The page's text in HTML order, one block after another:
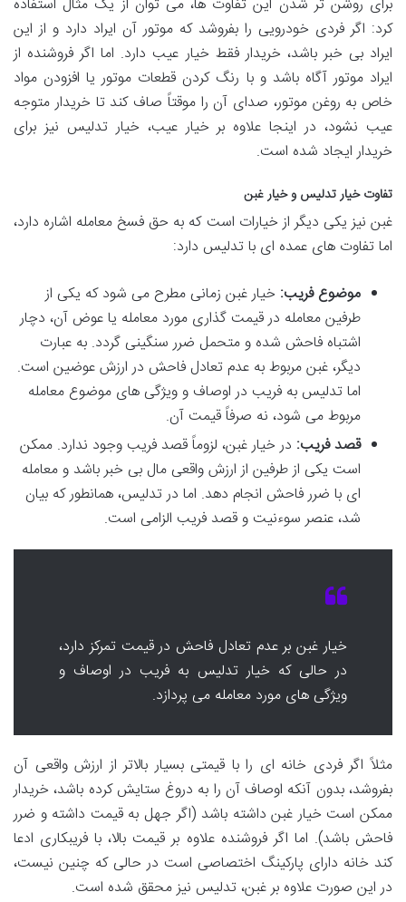
برای روشن تر شدن این تفاوت ها، می توان از یک مثال استفاده
کرد: اگر فردی خودرویی را بفروشد که موتور آن ایراد دارد و از این
ایراد بی خبر باشد، خریدار فقط خیار عیب دارد. اما اگر فروشنده از
ایراد موتور آگاه باشد و با رنگ کردن قطعات موتور یا افزودن مواد
خاص به روغن موتور، صدای آن را موقتاً صاف کند تا خریدار متوجه
عیب نشود، در اینجا علاوه بر خیار عیب، خیار تدلیس نیز برای
خریدار ایجاد شده است.
تفاوت خیار تدلیس و خیار غبن
غبن نیز یکی دیگر از خیارات است که به حق فسخ معامله اشاره دارد،
اما تفاوت های عمده ای با تدلیس دارد:
موضوع فریب: خیار غبن زمانی مطرح می شود که یکی از
طرفین معامله در قیمت گذاری مورد معامله یا عوض آن، دچار
اشتباه فاحش شده و متحمل ضرر سنگینی گردد. به عبارت
دیگر، غبن مربوط به عدم تعادل فاحش در ارزش عوضین است.
اما تدلیس به فریب در اوصاف و ویژگی های موضوع معامله
مربوط می شود، نه صرفاً قیمت آن.
قصد فریب: در خیار غبن، لزوماً قصد فریب وجود ندارد. ممکن
است یکی از طرفین از ارزش واقعی مال بی خبر باشد و معامله
ای با ضرر فاحش انجام دهد. اما در تدلیس، همانطور که بیان
شد، عنصر سوءنیت و قصد فریب الزامی است.
خیار غبن بر عدم تعادل فاحش در قیمت تمرکز دارد،
در حالی که خیار تدلیس به فریب در اوصاف و
ویژگی های مورد معامله می پردازد.
مثلاً اگر فردی خانه ای را با قیمتی بسیار بالاتر از ارزش واقعی آن
بفروشد، بدون آنکه اوصاف آن را به دروغ ستایش کرده باشد، خریدار
ممکن است خیار غبن داشته باشد (اگر جهل به قیمت داشته و ضرر
فاحش باشد). اما اگر فروشنده علاوه بر قیمت بالا، با فریبکاری ادعا
کند خانه دارای پارکینگ اختصاصی است در حالی که چنین نیست،
در این صورت علاوه بر غبن، تدلیس نیز محقق شده است.